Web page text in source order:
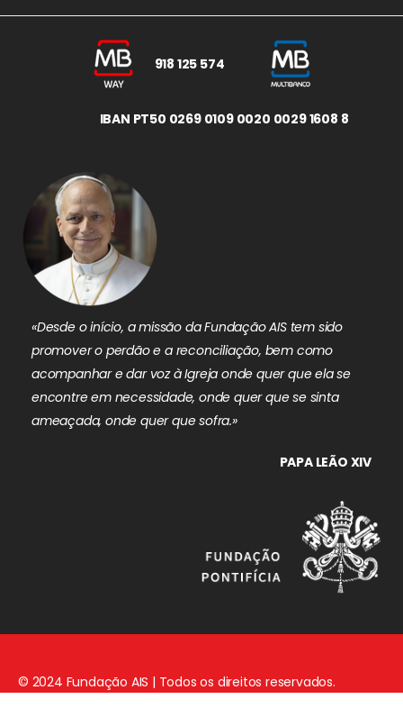
918 125 574
IBAN PT50 0269 0109 0020 0029 1608 8
«Desde o início, a missão da Fundação AIS tem sido
promover o perdão e a reconciliação, bem como
acompanhar e dar voz à Igreja onde quer que ela se
encontre em necessidade, onde quer que se sinta
ameaçada, onde quer que sofra.»
PAPA LEÃO XIV
© 2024 Fundação AIS | Todos os direitos reservados.